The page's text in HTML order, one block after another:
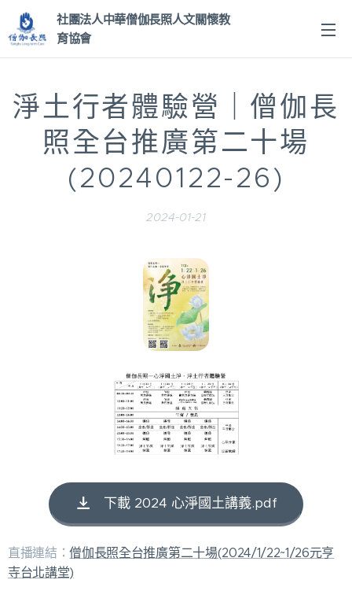
社團法人中華僧伽長照人文關懷教
育協會
淨土行者體驗營｜僧伽長
照全台推廣第二十場
(20240122-26)
2024-01-21
下載 2024 心淨國土講義.pdf
直播連結：僧伽長照全台推廣第二十場(2024/1/22~1/26元亨
寺台北講堂)